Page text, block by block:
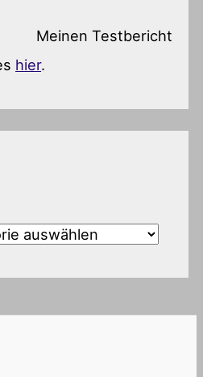
Meinen Testbericht
hier.